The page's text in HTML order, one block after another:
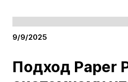
9/9/2025
Подход Paper